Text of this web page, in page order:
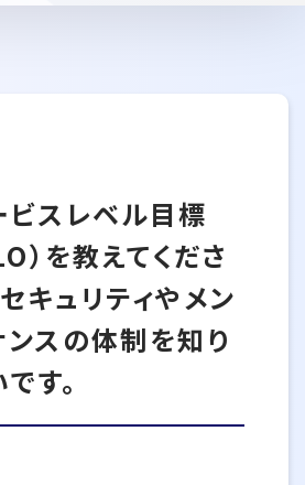
ビスレベル目標
）を教えてくださ
キュリティやメン
ンスの体制を知り
す。